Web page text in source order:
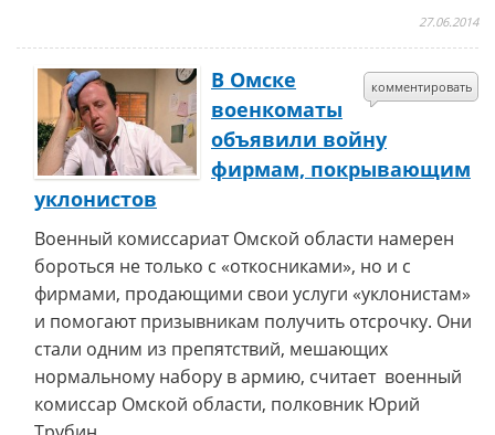
27.06.2014
комментировать
В Омске
военкоматы
объявили войну
фирмам, покрывающим
уклонистов
Военный комиссариат Омской области намерен
бороться не только с «откосниками», но и с
фирмами, продающими свои услуги «уклонистам»
и помогают призывникам получить отсрочку. Они
стали одним из препятствий, мешающих
нормальному набору в армию, считает военный
комиссар Омской области, полковник Юрий